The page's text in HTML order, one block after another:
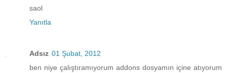
saol
Yanıtla
Adsız 01 Şubat, 2012
ben niye çalıştıramıyorum addons dosyamın içine atıyorum